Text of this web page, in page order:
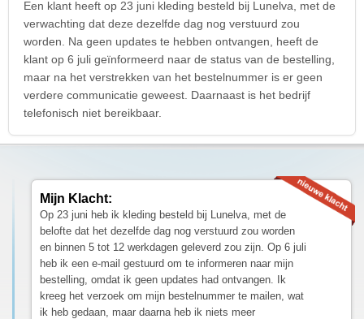
Een klant heeft op 23 juni kleding besteld bij Lunelva, met de
verwachting dat deze dezelfde dag nog verstuurd zou
worden. Na geen updates te hebben ontvangen, heeft de
klant op 6 juli geïnformeerd naar de status van de bestelling,
maar na het verstrekken van het bestelnummer is er geen
verdere communicatie geweest. Daarnaast is het bedrijf
telefonisch niet bereikbaar.
Mijn Klacht:
Op 23 juni heb ik kleding besteld bij Lunelva, met de
belofte dat het dezelfde dag nog verstuurd zou worden
en binnen 5 tot 12 werkdagen geleverd zou zijn. Op 6 juli
heb ik een e-mail gestuurd om te informeren naar mijn
bestelling, omdat ik geen updates had ontvangen. Ik
kreeg het verzoek om mijn bestelnummer te mailen, wat
ik heb gedaan, maar daarna heb ik niets meer